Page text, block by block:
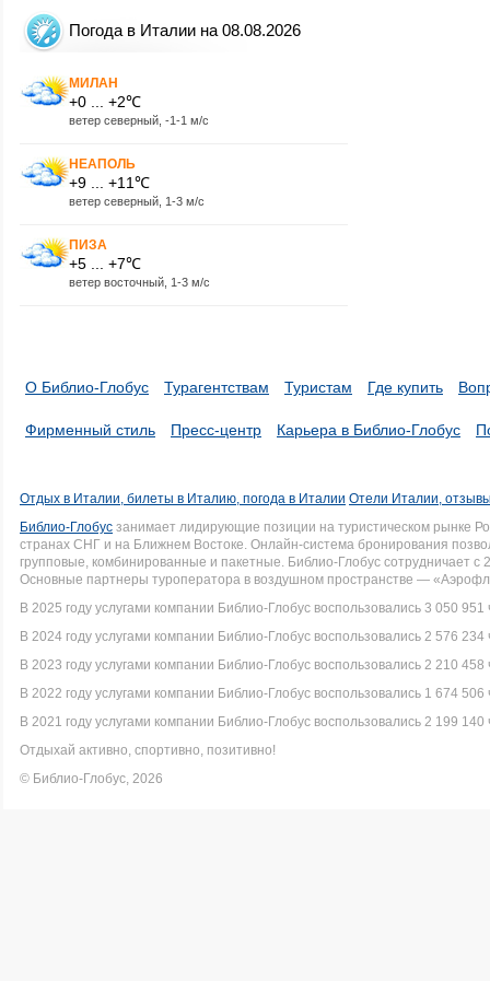
Погода в Италии на 08.08.2026
МИЛАН
+0 ... +2℃
ветер северный, -1-1 м/с
НЕАПОЛЬ
+9 ... +11℃
ветер северный, 1-3 м/с
ПИЗА
+5 ... +7℃
ветер восточный, 1-3 м/с
О Библио-Глобус Турагентствам Туристам Где купить
Фирменный стиль Пресс-центр Карьера в Библио-Глобус
Отдых в Италии, билеты в Италию, погода в Италии Отели Италии,
Библио-Глобус занимает лидирующие позиции на туристическом рынке
странах СНГ и на Ближнем Востоке. Онлайн-система бронирования
групповые, комбинированные и пакетные. Библио-Глобус сотрудничает
Основные партнеры туроператора в воздушном пространстве —
В 2025 году услугами компании Библио-Глобус воспользовались 3 050 951
В 2024 году услугами компании Библио-Глобус воспользовались 2 576 234
В 2023 году услугами компании Библио-Глобус воспользовались 2 210 458
В 2022 году услугами компании Библио-Глобус воспользовались 1 674 506
В 2021 году услугами компании Библио-Глобус воспользовались 2 199 140
Отдыхай активно, спортивно, позитивно!
© Библио-Глобус, 2026